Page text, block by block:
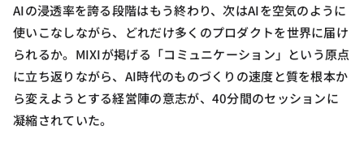
AIの浸透率を誇る段階はもう終わり、次はAIを空気のように
使いこなしながら、どれだけ多くのプロダクトを世界に届け
られるか。MIXIが掲げる「コミュニケーション」という原点
に立ち返りながら、AI時代のものづくりの速度と質を根本か
ら変えようとする経営陣の意志が、40分間のセッションに
凝縮されていた。